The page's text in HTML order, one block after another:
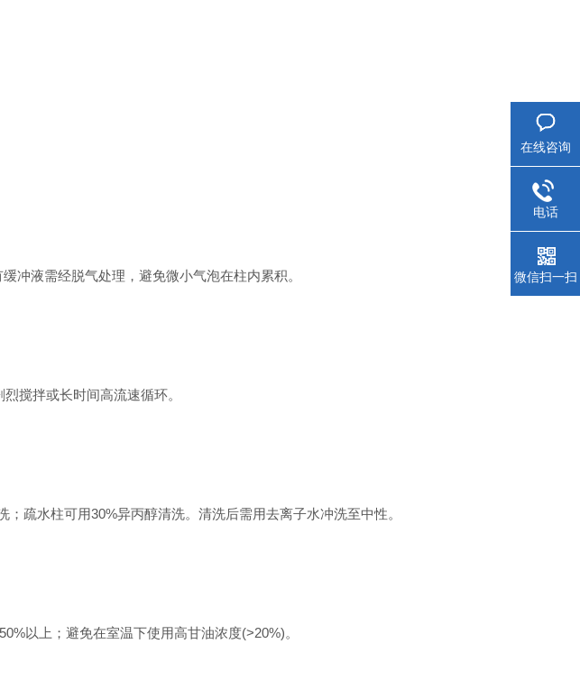
液需经脱气处理，避免微小气泡在柱内累积。
搅拌或长时间高流速循环。
水柱可用30%异丙醇清洗。清洗后需用去离子水冲洗至中性。
以上；避免在室温下使用高甘油浓度(>20%)。
在线咨询
电话
微信扫一扫